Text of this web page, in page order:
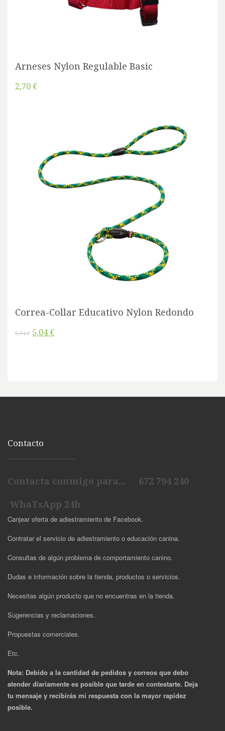
Arneses Nylon Regulable Basic
2,70 €
Correa-Collar Educativo Nylon Redondo
6,04 € 5,04 €
Contacto
Contacta conmigo para... 672 794 240
WhaTsApp 24h
Canjear oferta de adiestramiento de Facebook.
Contratar el servicio de adiestramiento o educación canina.
Consultas de algún problema de comportamiento canino.
Dudas e información sobre la tienda, productos o servicios.
Necesitas algún producto que no encuentras en la tienda.
Sugerencias y reclamaciones.
Propuestas comerciales.
Etc.
Nota: Debido a la cantidad de pedidos y correos que debo
atender diariamente es posible que tarde en contestarte. Deja
tu mensaje y recibirás mi respuesta con la mayor rapidez
posible.